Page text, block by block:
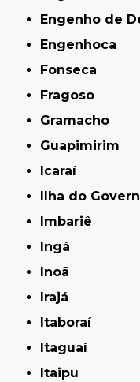
Engenho de
Engenhoca
Fonseca
Fragoso
Gramacho
Guapimirim
Icaraí
Ilha do
Imbariê
Ingá
Inoã
Irajá
Itaboraí
Itaguaí
Itaipu